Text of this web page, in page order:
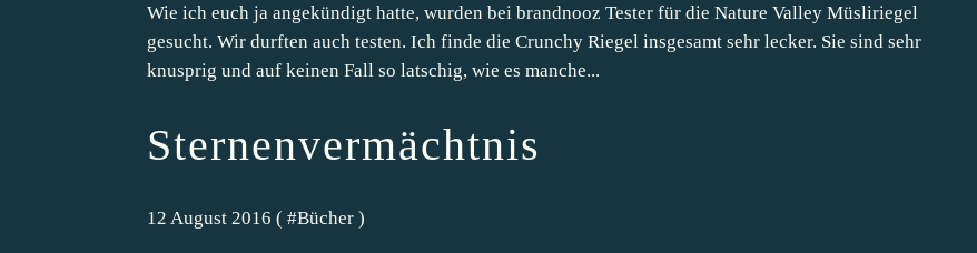
Wie ich euch ja angekündigt hatte, wurden bei brandnooz Tester für die Nature Valley Müsliriegel
gesucht. Wir durften auch testen. Ich finde die Crunchy Riegel insgesamt sehr lecker. Sie sind sehr
knusprig und auf keinen Fall so latschig, wie es manche...
Sternenvermächtnis
12 August 2016 ( #Bücher )